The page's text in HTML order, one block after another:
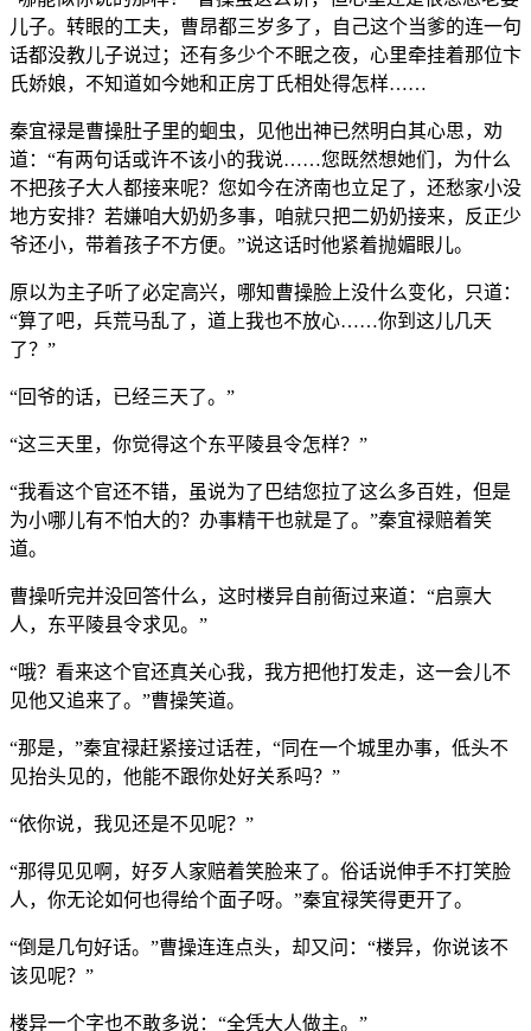
儿子。转眼的工夫，曹昂都三岁多了，自己这个当爹的连一句
话都没教儿子说过；还有多少个不眠之夜，心里牵挂着那位卞
氏娇娘，不知道如今她和正房丁氏相处得怎样……
秦宜禄是曹操肚子里的蛔虫，见他出神已然明白其心思，劝
道：“有两句话或许不该小的我说……您既然想她们，为什么
不把孩子大人都接来呢？您如今在济南也立足了，还愁家小没
地方安排？若嫌咱大奶奶多事，咱就只把二奶奶接来，反正少
爷还小，带着孩子不方便。”说这话时他紧着抛媚眼儿。
原以为主子听了必定高兴，哪知曹操脸上没什么变化，只道：
“算了吧，兵荒马乱了，道上我也不放心……你到这儿几天
了？”
“回爷的话，已经三天了。”
“这三天里，你觉得这个东平陵县令怎样？”
“我看这个官还不错，虽说为了巴结您拉了这么多百姓，但是
为小哪儿有不怕大的？办事精干也就是了。”秦宜禄赔着笑
道。
曹操听完并没回答什么，这时楼异自前衙过来道：“启禀大
人，东平陵县令求见。”
“哦？看来这个官还真关心我，我方把他打发走，这一会儿不
见他又追来了。”曹操笑道。
“那是，”秦宜禄赶紧接过话茬，“同在一个城里办事，低头不
见抬头见的，他能不跟你处好关系吗？”
“依你说，我见还是不见呢？”
“那得见见啊，好歹人家赔着笑脸来了。俗话说伸手不打笑脸
人，你无论如何也得给个面子呀。”秦宜禄笑得更开了。
“倒是几句好话。”曹操连连点头，却又问：“楼异，你说该不
该见呢？”
楼异一个字也不敢多说：“全凭大人做主。”